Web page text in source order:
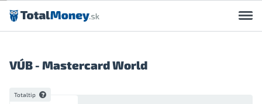
Preskočiť na obsah
VÚB - Mastercard World
Totaltip